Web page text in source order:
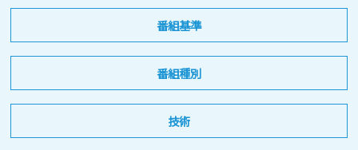
番組基準
番組種別
技術